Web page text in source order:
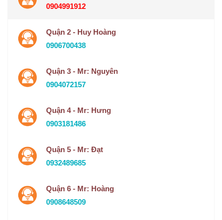
0904991912
Quận 2 - Huy Hoàng
0906700438
Quận 3 - Mr: Nguyên
0904072157
Quận 4 - Mr: Hưng
0903181486
Quận 5 - Mr: Đạt
0932489685
Quận 6 - Mr: Hoàng
0908648509